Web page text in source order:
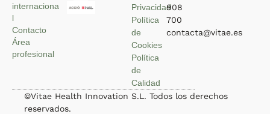
internaciona
l
Contacto
Área
profesional
Privacidad
Política
de
Cookies
Política
de
Calidad
908
700
contacta@vitae.es
©Vitae Health Innovation S.L. Todos los derechos
reservados.